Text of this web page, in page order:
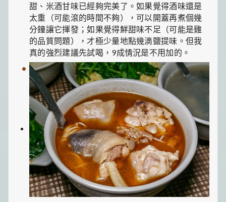
甜、米酒甘味已經夠完美了。如果覺得酒味還是
太重（可能滾的時間不夠），可以開蓋再煮個幾
分鐘讓它揮發；如果覺得鮮甜味不足（可能是雞
的品質問題），才極少量地點幾滴鹽提味。但我
真的強烈建議先試喝，9成情況是不用加的。